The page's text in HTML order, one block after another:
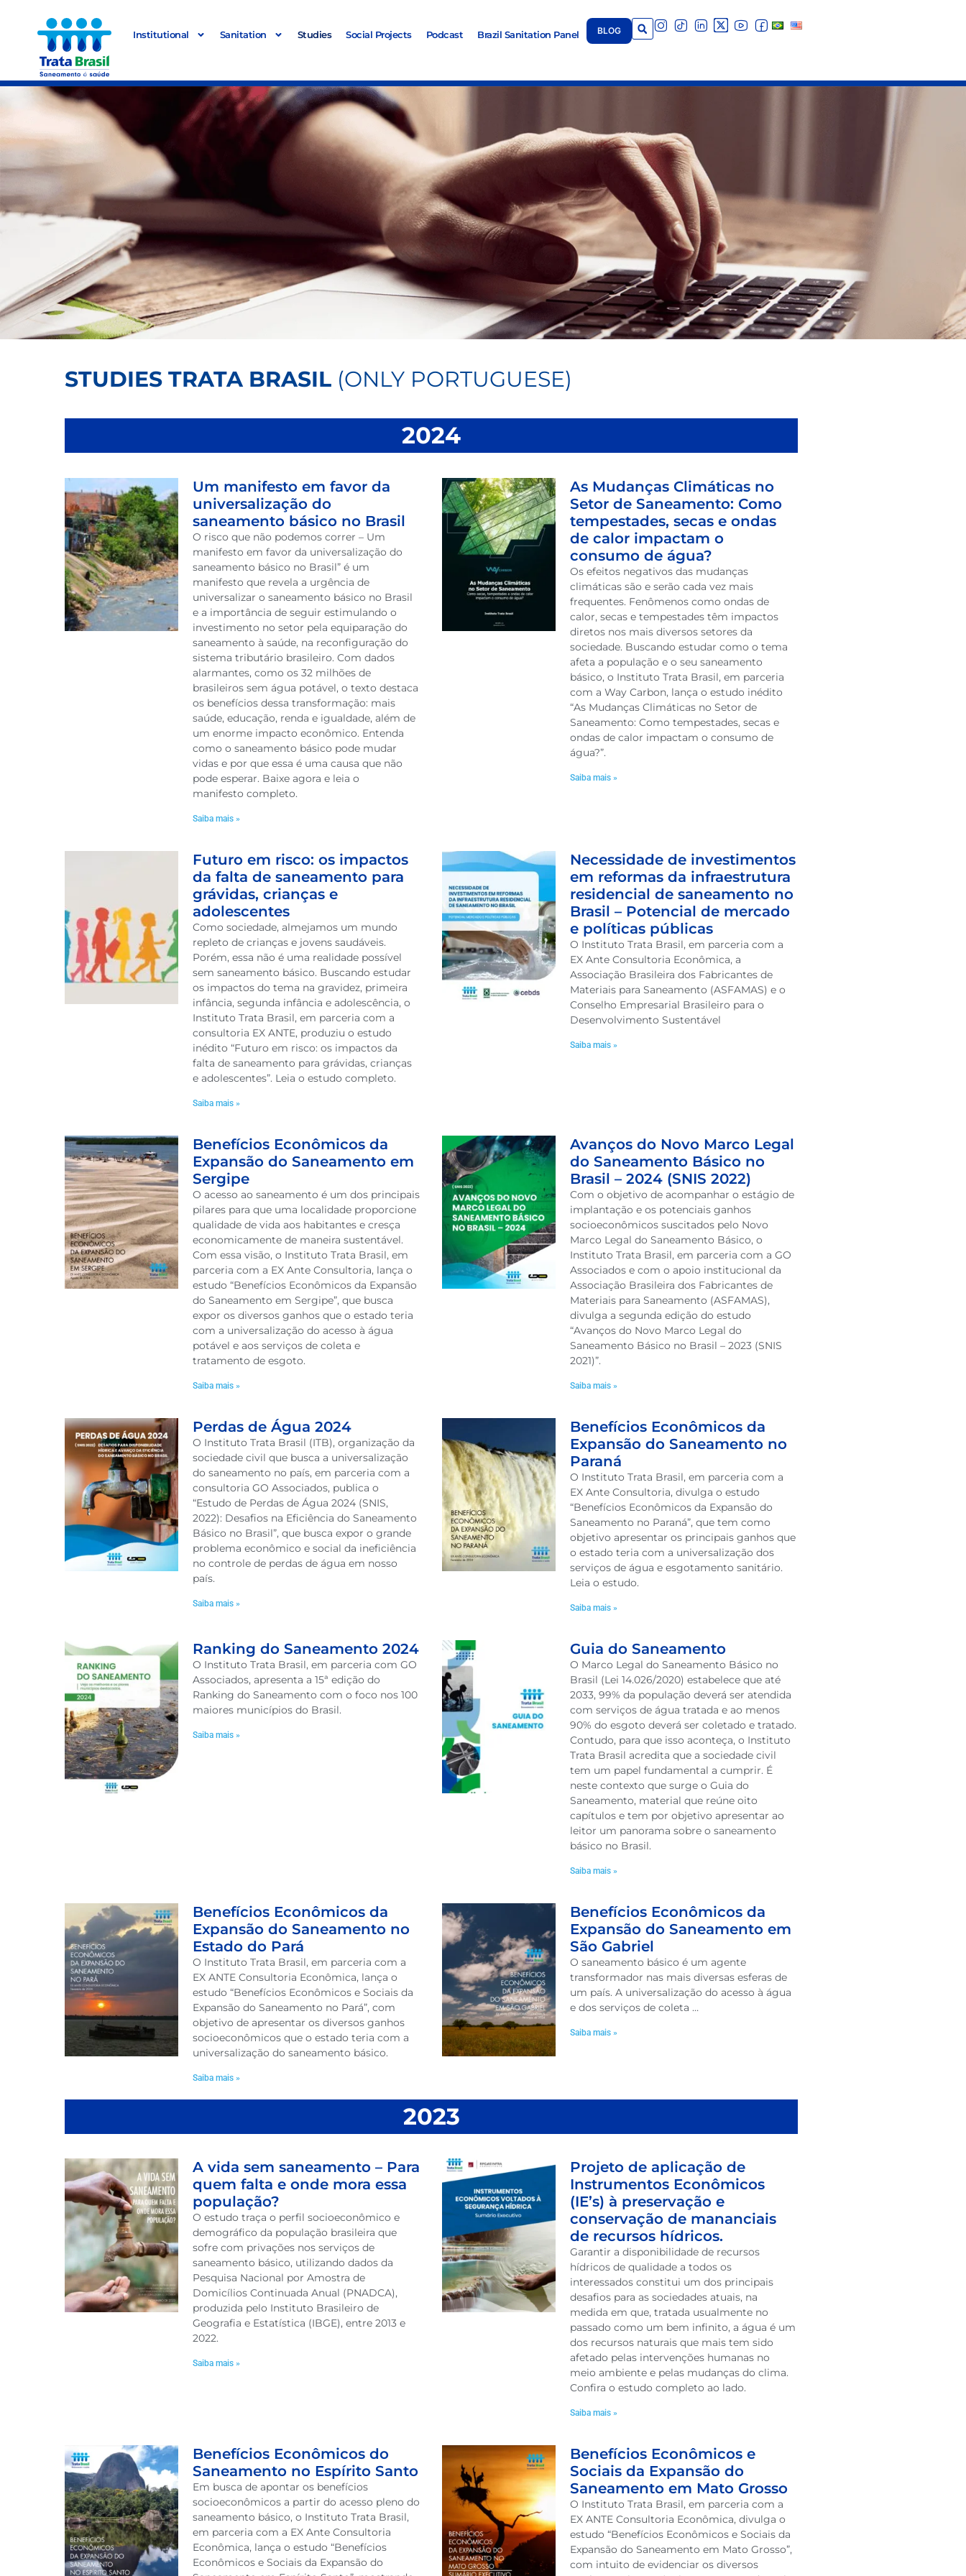
Institutional Sanitation Studies Social Projects Podcast Brazil Sanitation Panel BLOG
STUDIES TRATA BRASIL (ONLY PORTUGUESE)
2024
Um manifesto em favor da
universalização do
saneamento básico no Brasil
O risco que não podemos correr – Um
manifesto em favor da universalização do
saneamento básico no Brasil” é um
manifesto que revela a urgência de
universalizar o saneamento básico no Brasil
e a importância de seguir estimulando o
investimento no setor pela equiparação do
saneamento à saúde, na reconfiguração do
sistema tributário brasileiro. Com dados
alarmantes, como os 32 milhões de
brasileiros sem água potável, o texto destaca
os benefícios dessa transformação: mais
saúde, educação, renda e igualdade, além de
um enorme impacto econômico. Entenda
como o saneamento básico pode mudar
vidas e por que essa é uma causa que não
pode esperar. Baixe agora e leia o
manifesto completo.
Saiba mais »
As Mudanças Climáticas no
Setor de Saneamento: Como
tempestades, secas e ondas
de calor impactam o
consumo de água?
Os efeitos negativos das mudanças
climáticas são e serão cada vez mais
frequentes. Fenômenos como ondas de
calor, secas e tempestades têm impactos
diretos nos mais diversos setores da
sociedade. Buscando estudar como o tema
afeta a população e o seu saneamento
básico, o Instituto Trata Brasil, em parceria
com a Way Carbon, lança o estudo inédito
“As Mudanças Climáticas no Setor de
Saneamento: Como tempestades, secas e
ondas de calor impactam o consumo de
água?”.
Saiba mais »
Futuro em risco: os impactos
da falta de saneamento para
grávidas, crianças e
adolescentes
Como sociedade, almejamos um mundo
repleto de crianças e jovens saudáveis.
Porém, essa não é uma realidade possível
sem saneamento básico. Buscando estudar
os impactos do tema na gravidez, primeira
infância, segunda infância e adolescência, o
Instituto Trata Brasil, em parceria com a
consultoria EX ANTE, produziu o estudo
inédito “Futuro em risco: os impactos da
falta de saneamento para grávidas, crianças
e adolescentes”. Leia o estudo completo.
Saiba mais »
Necessidade de investimentos
em reformas da infraestrutura
residencial de saneamento no
Brasil – Potencial de mercado
e políticas públicas
O Instituto Trata Brasil, em parceria com a
EX Ante Consultoria Econômica, a
Associação Brasileira dos Fabricantes de
Materiais para Saneamento (ASFAMAS) e o
Conselho Empresarial Brasileiro para o
Desenvolvimento Sustentável
Saiba mais »
Benefícios Econômicos da
Expansão do Saneamento em
Sergipe
O acesso ao saneamento é um dos principais
pilares para que uma localidade proporcione
qualidade de vida aos habitantes e cresça
economicamente de maneira sustentável.
Com essa visão, o Instituto Trata Brasil, em
parceria com a EX Ante Consultoria, lança o
estudo “Benefícios Econômicos da Expansão
do Saneamento em Sergipe”, que busca
expor os diversos ganhos que o estado teria
com a universalização do acesso à água
potável e aos serviços de coleta e
tratamento de esgoto.
Saiba mais »
Avanços do Novo Marco Legal
do Saneamento Básico no
Brasil – 2024 (SNIS 2022)
Com o objetivo de acompanhar o estágio de
implantação e os potenciais ganhos
socioeconômicos suscitados pelo Novo
Marco Legal do Saneamento Básico, o
Instituto Trata Brasil, em parceria com a GO
Associados e com o apoio institucional da
Associação Brasileira dos Fabricantes de
Materiais para Saneamento (ASFAMAS),
divulga a segunda edição do estudo
“Avanços do Novo Marco Legal do
Saneamento Básico no Brasil – 2023 (SNIS
2021)”.
Saiba mais »
Perdas de Água 2024
O Instituto Trata Brasil (ITB), organização da
sociedade civil que busca a universalização
do saneamento no país, em parceria com a
consultoria GO Associados, publica o
“Estudo de Perdas de Água 2024 (SNIS,
2022): Desafios na Eficiência do Saneamento
Básico no Brasil”, que busca expor o grande
problema econômico e social da ineficiência
no controle de perdas de água em nosso
país.
Saiba mais »
Benefícios Econômicos da
Expansão do Saneamento no
Paraná
O Instituto Trata Brasil, em parceria com a
EX Ante Consultoria, divulga o estudo
“Benefícios Econômicos da Expansão do
Saneamento no Paraná”, que tem como
objetivo apresentar os principais ganhos que
o estado teria com a universalização dos
serviços de água e esgotamento sanitário.
Leia o estudo.
Saiba mais »
Ranking do Saneamento 2024
O Instituto Trata Brasil, em parceria com GO
Associados, apresenta a 15ª edição do
Ranking do Saneamento com o foco nos 100
maiores municípios do Brasil.
Saiba mais »
Guia do Saneamento
O Marco Legal do Saneamento Básico no
Brasil (Lei 14.026/2020) estabelece que até
2033, 99% da população deverá ser atendida
com serviços de água tratada e ao menos
90% do esgoto deverá ser coletado e tratado.
Contudo, para que isso aconteça, o Instituto
Trata Brasil acredita que a sociedade civil
tem um papel fundamental a cumprir. É
neste contexto que surge o Guia do
Saneamento, material que reúne oito
capítulos e tem por objetivo apresentar ao
leitor um panorama sobre o saneamento
básico no Brasil.
Saiba mais »
Benefícios Econômicos da
Expansão do Saneamento no
Estado do Pará
O Instituto Trata Brasil, em parceria com a
EX ANTE Consultoria Econômica, lança o
estudo “Benefícios Econômicos e Sociais da
Expansão do Saneamento no Pará”, com
objetivo de apresentar os diversos ganhos
socioeconômicos que o estado teria com a
universalização do saneamento básico.
Saiba mais »
Benefícios Econômicos da
Expansão do Saneamento em
São Gabriel
O saneamento básico é um agente
transformador nas mais diversas esferas de
um país. A universalização do acesso à água
e dos serviços de coleta …
Saiba mais »
2023
A vida sem saneamento – Para
quem falta e onde mora essa
população?
O estudo traça o perfil socioeconômico e
demográfico da população brasileira que
sofre com privações nos serviços de
saneamento básico, utilizando dados da
Pesquisa Nacional por Amostra de
Domicílios Continuada Anual (PNADCA),
produzida pelo Instituto Brasileiro de
Geografia e Estatística (IBGE), entre 2013 e
2022.
Saiba mais »
Projeto de aplicação de
Instrumentos Econômicos
(IE’s) à preservação e
conservação de mananciais
de recursos hídricos.
Garantir a disponibilidade de recursos
hídricos de qualidade a todos os
interessados constitui um dos principais
desafios para as sociedades atuais, na
medida em que, tratada usualmente no
passado como um bem infinito, a água é um
dos recursos naturais que mais tem sido
afetado pelas intervenções humanas no
meio ambiente e pelas mudanças do clima.
Confira o estudo completo ao lado.
Saiba mais »
Benefícios Econômicos do
Saneamento no Espírito Santo
Em busca de apontar os benefícios
socioeconômicos a partir do acesso pleno do
saneamento básico, o Instituto Trata Brasil,
em parceria com a EX Ante Consultoria
Econômica, lança o estudo “Benefícios
Econômicos e Sociais da Expansão do
Benefícios Econômicos e
Sociais da Expansão do
Saneamento em Mato Grosso
O Instituto Trata Brasil, em parceria com a
EX ANTE Consultoria Econômica, divulga o
estudo “Benefícios Econômicos e Sociais da
Expansão do Saneamento em Mato Grosso”,
com intuito de evidenciar os diversos